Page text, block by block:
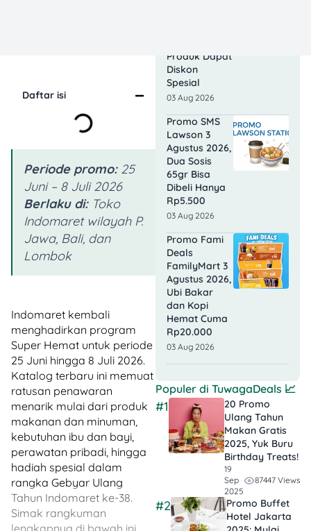
Daftar isi
Periode promo:25
Juni – 8 Juli 2026
Berlaku di:Toko
Indomaret wilayah P.
Jawa, Bali, dan
Lombok
Indomaret kembali
menghadirkan program
Super Hemat untuk periode
25 Juni hingga 8 Juli 2026.
Katalog terbaru ini memuat
ratusan penawaran
menarik mulai dari produk
makanan dan minuman,
kebutuhan ibu dan bayi,
perawatan pribadi, hingga
hadiah spesial dalam
rangka Gebyar Ulang
Tahun Indomaret ke-38.
Simak rangkuman
Produk Dapat
Diskon
Spesial
03 Aug 2026
Promo SMS
Lawson 3
Agustus 2026,
Dua Sosis
65gr Bisa
Dibeli Hanya
Rp5.500
03 Aug 2026
Promo Fami
Deals
FamilyMart 3
Agustus 2026,
Ubi Bakar
dan Kopi
Hemat Cuma
Rp20.000
03 Aug 2026
Populer di TuwagaDeals 📈
#1
20 Promo
Ulang Tahun
Makan Gratis
2025, Yuk Buru
Birthday Treats!
19
Sep
2025
87447 Views
#2
Promo Buffet
Hotel Jakarta